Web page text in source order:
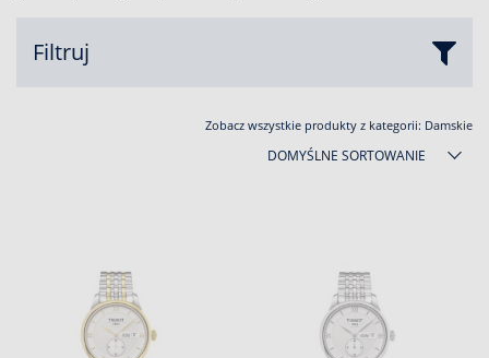
Filtruj
Zobacz wszystkie produkty z kategorii: Damskie
DOMYŚLNE SORTOWANIE